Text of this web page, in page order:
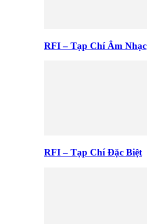
RFI – Tạp Chí Âm Nhạc
RFI – Tạp Chí Đặc Biệt